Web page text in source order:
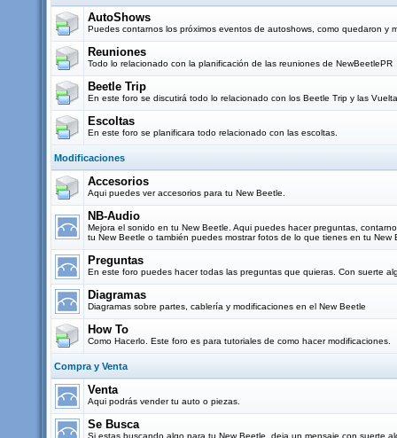
AutoShows
Puedes contarnos los próximos eventos de autoshows, como quedaron y
Reuniones
Todo lo relacionado con la planificación de las reuniones de NewBeetlePR
Beetle Trip
En este foro se discutirá todo lo relacionado con los Beetle Trip y las
Escoltas
En este foro se planificara todo relacionado con las escoltas.
Modificaciones
Accesorios
Aqui puedes ver accesorios para tu New Beetle.
NB-Audio
Mejora el sonido en tu New Beetle. Aqui puedes hacer preguntas,
tu New Beetle o también puedes mostrar fotos de lo que tienes en tu New
Preguntas
En este foro puedes hacer todas las preguntas que quieras. Con suerte
Diagramas
Diagramas sobre partes, cablería y modificaciones en el New Beetle
How To
Como Hacerlo. Este foro es para tutoriales de como hacer modificaciones.
Compra y Venta
Venta
Aqui podrás vender tu auto o piezas.
Se Busca
Si estas buscando algo para tu New Beetle, deja un mensaje con suerte